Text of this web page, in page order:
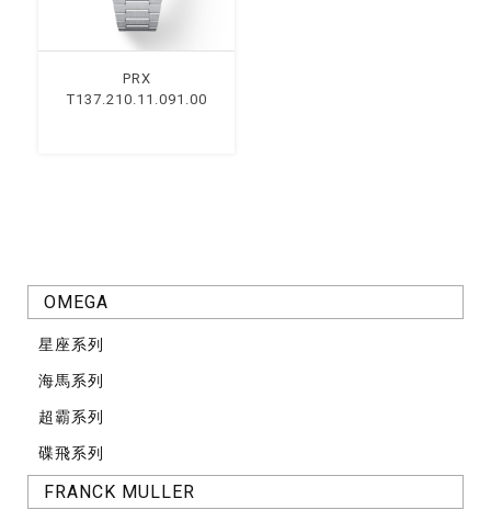
OMEGA
星座系列
海馬系列
超霸系列
碟飛系列
FRANCK MULLER
PRX
T137.210.11.091.00